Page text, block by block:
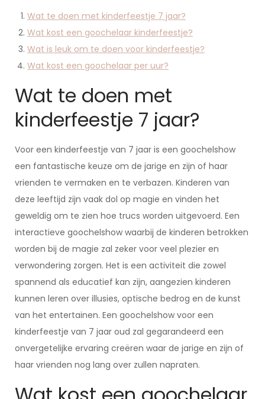
Wat te doen met kinderfeestje 7 jaar?
Wat kost een goochelaar kinderfeestje?
Wat is leuk om te doen voor kinderfeestje?
Wat kost een goochelaar per uur?
Wat te doen met
kinderfeestje 7 jaar?
Voor een kinderfeestje van 7 jaar is een goochelshow
een fantastische keuze om de jarige en zijn of haar
vrienden te vermaken en te verbazen. Kinderen van
deze leeftijd zijn vaak dol op magie en vinden het
geweldig om te zien hoe trucs worden uitgevoerd. Een
interactieve goochelshow waarbij de kinderen betrokken
worden bij de magie zal zeker voor veel plezier en
verwondering zorgen. Het is een activiteit die zowel
spannend als educatief kan zijn, aangezien kinderen
kunnen leren over illusies, optische bedrog en de kunst
van het entertainen. Een goochelshow voor een
kinderfeestje van 7 jaar oud zal gegarandeerd een
onvergetelijke ervaring creëren waar de jarige en zijn of
haar vrienden nog lang over zullen napraten.